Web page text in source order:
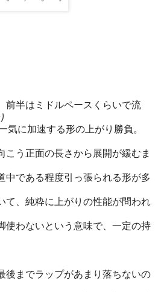
前半はミドルペースくらいで流
気に加速する形の上がり勝負。
こう正面の長さから展開が緩むま
中である程度引っ張られる形が多
て、純粋に上がりの性能が問われ
使わないという意味で、一定の持
後までラップがあまり落ちないの